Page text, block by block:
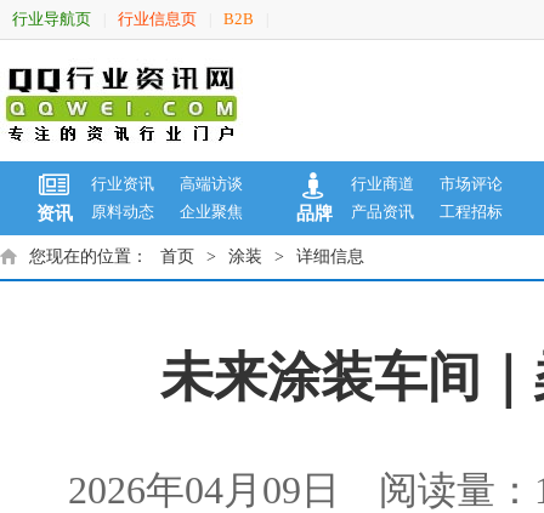
行业导航页 行业信息页 B2B
资讯
行业资讯
高端访谈
原料动态
企业聚焦 品牌
行业商道
市场评论
产品资讯
工程招标
您现在的位置： 首页 > 涂装 > 详细信息
未来涂装车间
2026年04月09日 阅读量